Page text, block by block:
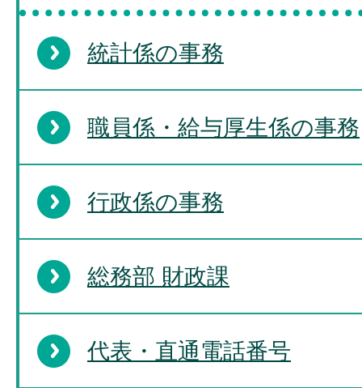
統計係の事務
職員係・給与厚生係の事務
行政係の事務
総務部 財政課
代表・直通電話番号